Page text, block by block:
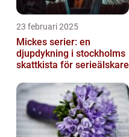
23 februari 2025
Mickes serier: en
djupdykning i stockholms
skattkista för serieälskare